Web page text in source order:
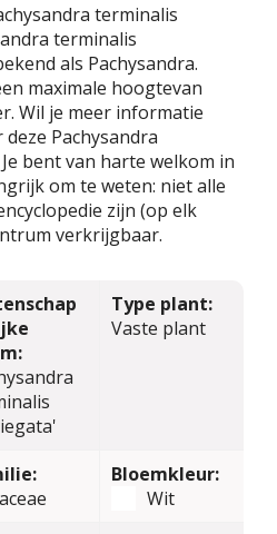
terminalis
terminalis
als Pachysandra.
maximale hoogtevan
Wil je meer informatie
Pachysandra
bent van harte welkom in
om te weten: niet alle
zijn (op elk
verkrijgbaar.
Type plant:
Vaste plant
Bloemkleur:
Wit